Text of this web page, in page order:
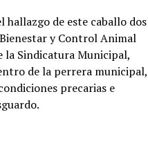
hallazgo de este caballo dos
y Control Animal
Sindicatura Municipal,
de la perrera municipal,
precarias e